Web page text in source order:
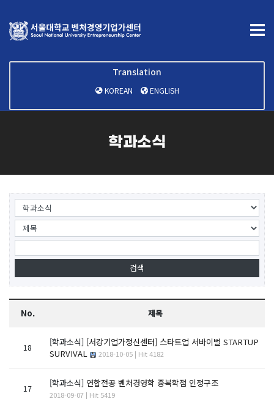
Translation
KOREAN ENGLISH
학과소식
No. 제목
18 [학과소식] [서강기업가정신센터] 스타트업 서바이벌 STARTUP
SURVIVAL
2018-10-05 | Hit 4182
17 [학과소식] 연합전공 벤처경영학 중복학점 인정구조
2018-09-07 | Hit 5419